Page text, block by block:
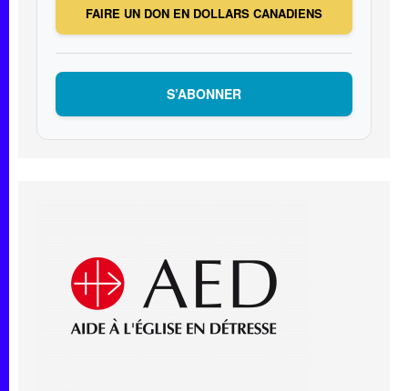
FAIRE UN DON EN DOLLARS CANADIENS
S’ABONNER